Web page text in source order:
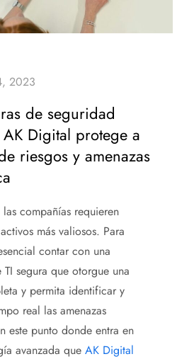
de seguridad
Digital protege a
riesgos y amenazas
compañías requieren
más valiosos. Para
contar con una
TI segura que otorgue una
y permita identificar y
real las amenazas
este punto donde entra en
avanzada que AK Digital